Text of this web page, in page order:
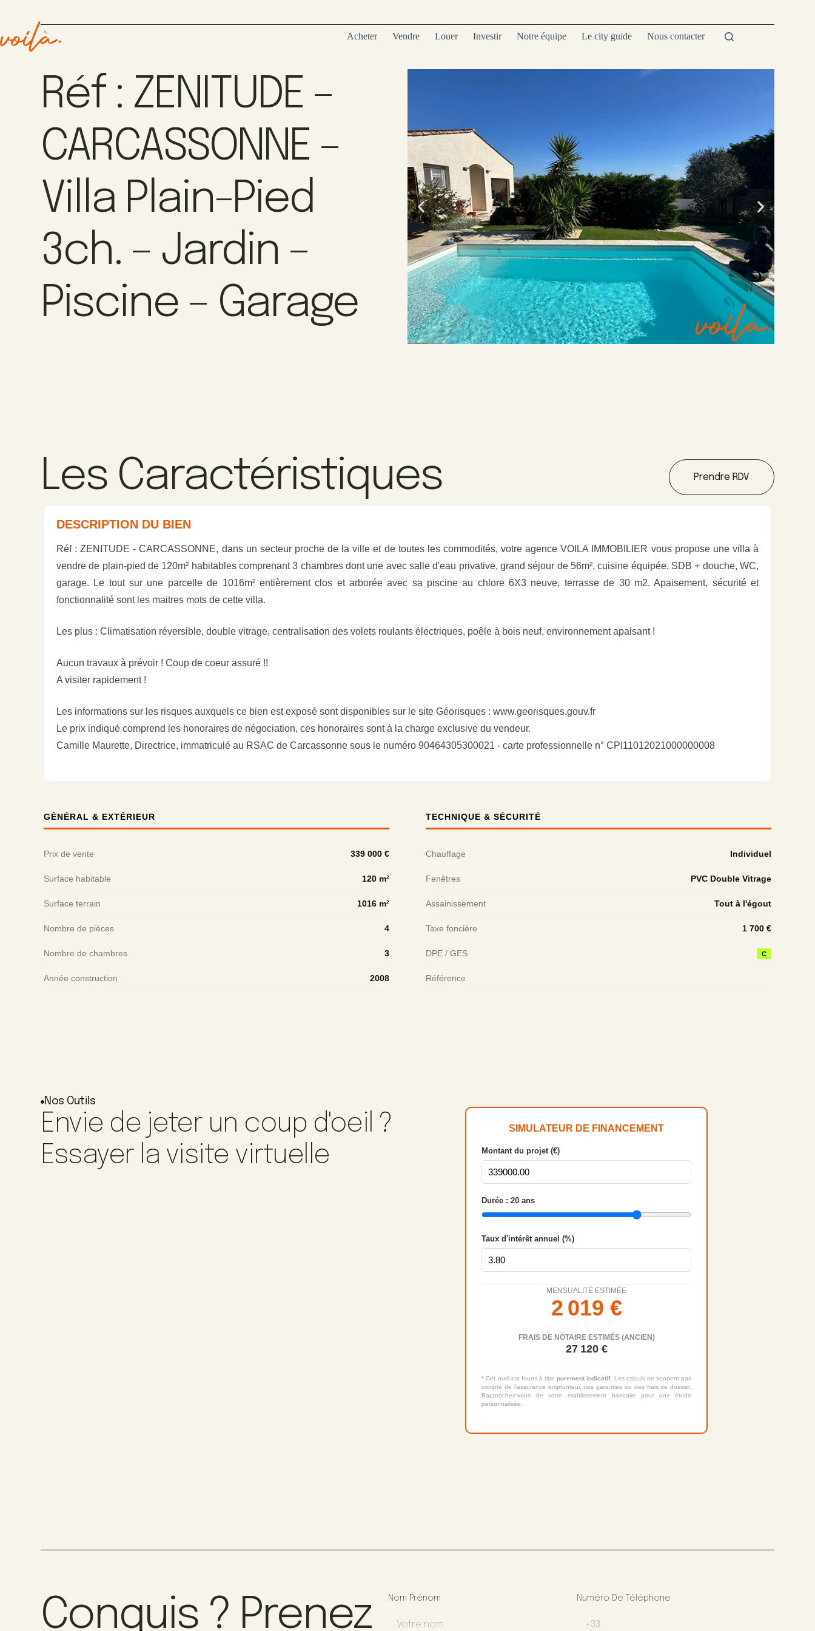
Acheter Vendre Louer Investir Notre équipe Le city guide Nous contacter
Réf : ZENITUDE –
CARCASSONNE –
Villa Plain-Pied
3ch. – Jardin –
Piscine – Garage
Les Caractéristiques Prendre RDV
DESCRIPTION DU BIEN
Réf : ZENITUDE - CARCASSONNE, dans un secteur proche de la ville et de toutes les commodités, votre agence VOILA IMMOBILIER vous propose une villa à
vendre de plain-pied de 120m² habitables comprenant 3 chambres dont une avec salle d'eau privative, grand séjour de 56m², cuisine équipée, SDB + douche, WC,
garage. Le tout sur une parcelle de 1016m² entièrement clos et arborée avec sa piscine au chlore 6X3 neuve, terrasse de 30 m2. Apaisement, sécurité et
fonctionnalité sont les maitres mots de cette villa.
Les plus : Climatisation réversible, double vitrage, centralisation des volets roulants électriques, poêle à bois neuf, environnement apaisant !
Aucun travaux à prévoir ! Coup de coeur assuré !!
A visiter rapidement !
Les informations sur les risques auxquels ce bien est exposé sont disponibles sur le site Géorisques : www.georisques.gouv.fr
Le prix indiqué comprend les honoraires de négociation, ces honoraires sont à la charge exclusive du vendeur.
Camille Maurette, Directrice, immatriculé au RSAC de Carcassonne sous le numéro 90464305300021 - carte professionnelle n° CPI11012021000000008
GÉNÉRAL & EXTÉRIEUR
Prix de vente 339 000 €
Surface habitable 120 m²
Surface terrain 1016 m²
Nombre de pièces 4
Nombre de chambres 3
Année construction 2008
TECHNIQUE & SÉCURITÉ
Chauffage Individuel
Fenêtres PVC Double Vitrage
Assainissement Tout à l'égout
Taxe foncière 1 700 €
DPE / GES C
Référence
Nos Outils
Envie de jeter un coup d'oeil ?
Essayer la visite virtuelle
SIMULATEUR DE FINANCEMENT
Montant du projet (€)
Durée :20 ans
Taux d'intérêt annuel (%)
MENSUALITÉ ESTIMÉE
2 019 €
FRAIS DE NOTAIRE ESTIMÉS (ANCIEN)
27 120€
* Cet outil est fourni à titrepurement indicatif. Les calculs ne tiennent pas
compte de l'assurance emprunteur, des garanties ou des frais de dossier.
Rapprochez-vous de votre établissement bancaire pour une étude
personnalisée.
Conquis ? Prenez Nom Prénom Numéro De Téléphone